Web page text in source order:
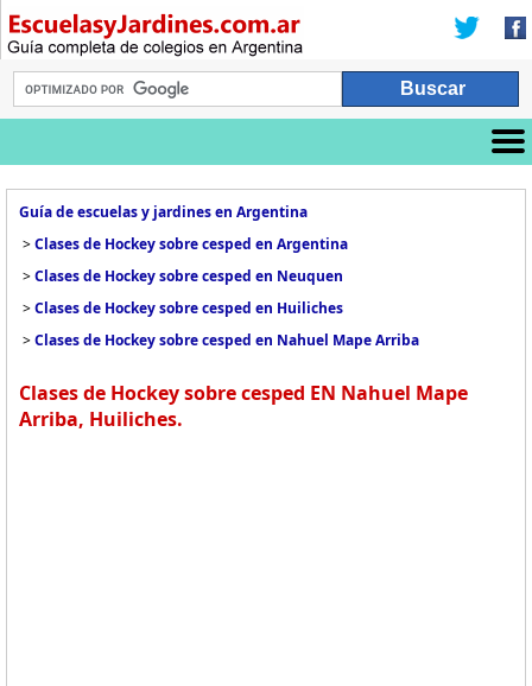
Guía de escuelas y jardines en Argentina
>Clases de Hockey sobre cesped en Argentina
>Clases de Hockey sobre cesped en Neuquen
>Clases de Hockey sobre cesped en Huiliches
>Clases de Hockey sobre cesped en Nahuel Mape Arriba
Clases de Hockey sobre cesped EN Nahuel Mape
Arriba, Huiliches.